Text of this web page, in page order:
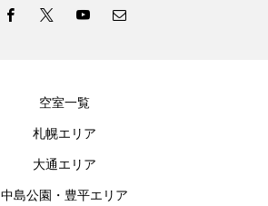
空室一覧
札幌エリア
大通エリア
中島公園・豊平エリア